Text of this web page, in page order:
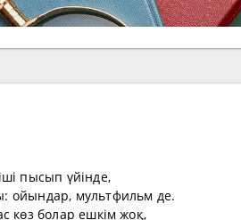
пысып үйінде,
ойындар, мультфильм де.
көз болар ешкім жоқ,